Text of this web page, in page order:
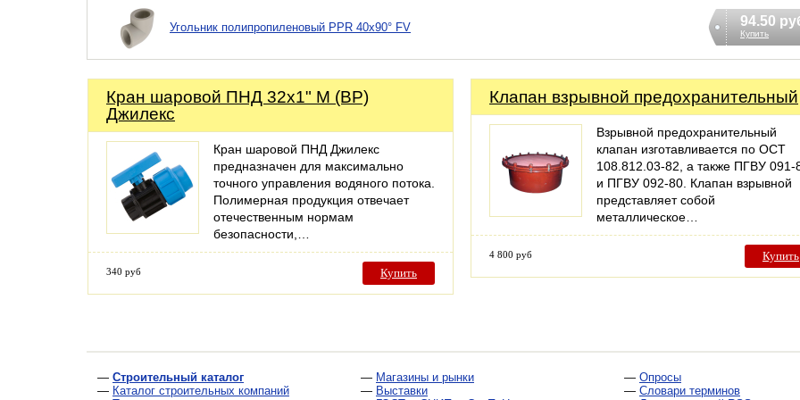
Угольник полипропиленовый PPR 40х90° FV 94.50
Купить
Кран шаровой ПНД 32x1" M (ВР)
Джилекс
Кран шаровой ПНД Джилекс
предназначен для максимально
точного управления водяного потока.
Полимерная продукция отвечает
отечественным нормам
безопасности,…
340 руб Купить
Клапан взрывной предохранительный
Взрывной предохранительный
клапан изготавливается по ОСТ
108.812.03-82, а также ПГВУ 091-
и ПГВУ 092-80. Клапан взрывной
представляет собой
металлическое…
4 800 руб Купить
— Строительный каталог
— Каталог строительных компаний
— Магазины и рынки
— Выставки
— Опросы
— Словари терминов